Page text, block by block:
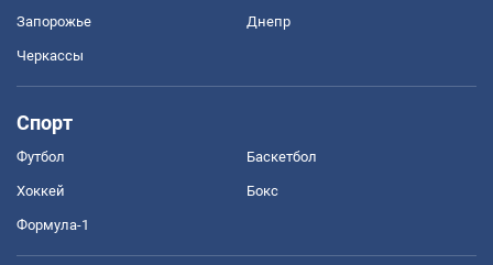
Запорожье Днепр
Черкассы
Спорт
Футбол Баскетбол
Хоккей Бокс
Формула-1